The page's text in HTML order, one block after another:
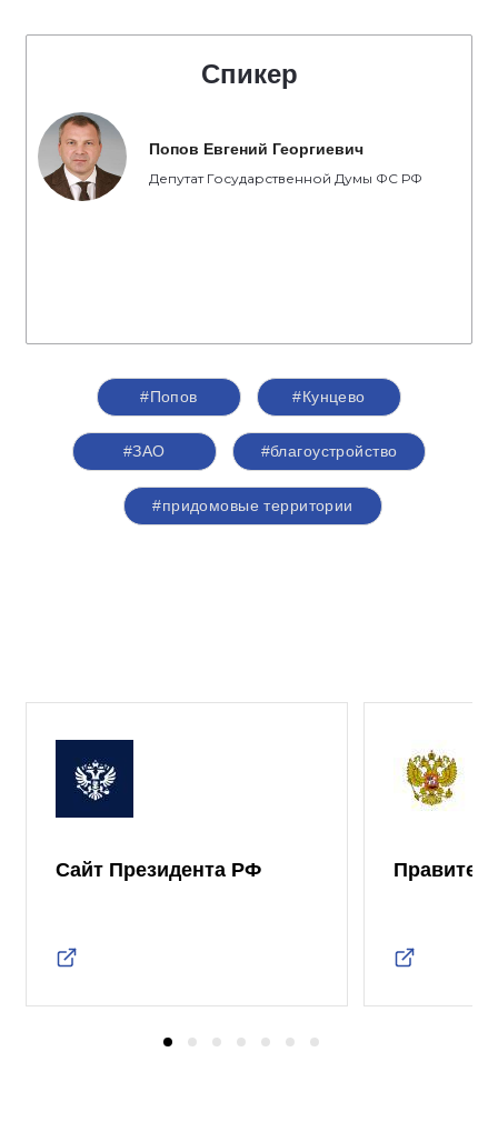
Спикер
Попов Евгений Георгиевич
Депутат Государственной Думы ФС РФ
#Попов #Кунцево
#ЗАО #благоустройство
#придомовые территории
Сайт Президента РФ